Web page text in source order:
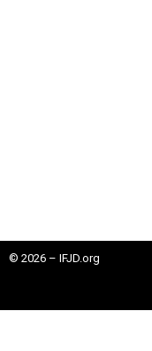
© 2026 – IFJD.org